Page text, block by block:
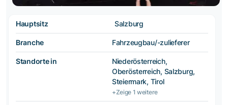
Hauptsitz Salzburg
Branche Fahrzeugbau/-zulieferer
Standorte in
Niederösterreich,
Oberösterreich, Salzburg,
Steiermark, Tirol
+Zeige 1 weitere